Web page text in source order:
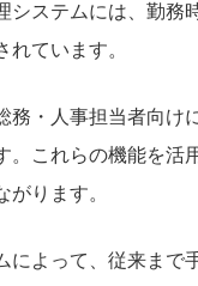
システムには、勤務
れています。
務・人事担当者向け
。これらの機能を活
がります。
によって、従来まで